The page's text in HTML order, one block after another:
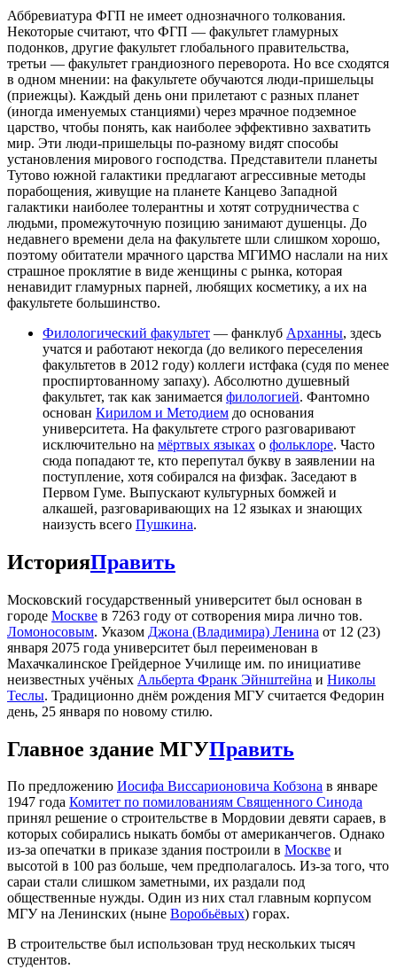
Аббревиатура ФГП не имеет однозначного толкования.
Некоторые считают, что ФГП — факультет гламурных
подонков, другие факультет глобального правительства,
третьи — факультет грандиозного переворота. Но все сходятся
в одном мнении: на факультете обучаются люди-пришельцы
(приежцы). Каждый день они прилетают с разных планет
(иногда именуемых станциями) через мрачное подземное
царство, чтобы понять, как наиболее эффективно захватить
мир. Эти люди-пришельцы по-разному видят способы
установления мирового господства. Представители планеты
Тутово южной галактики предлагают агрессивные методы
порабощения, живущие на планете Канцево Западной
галактики наиболее толерантны и хотят сотрудничества с
людьми, промежуточную позицию занимают душенцы. До
недавнего времени дела на факультете шли слишком хорошо,
поэтому обитатели мрачного царства МГИМО наслали на них
страшное проклятие в виде женщины с рынка, которая
ненавидит гламурных парней, любящих косметику, а их на
факультете большинство.
Филологический факультет — фанклуб Арханны, здесь
учатся и работают некогда (до великого переселения
факультетов в 2012 году) коллеги истфака (судя по менее
проспиртованному запаху). Абсолютно душевный
факультет, так как занимается филологией. Фантомно
основан Кирилом и Методием до основания
университета. На факультете строго разговаривают
исключительно на мёртвых языках о фольклоре. Часто
сюда попадают те, кто перепутал букву в заявлении на
поступление, хотя собирался на физфак. Заседают в
Первом Гуме. Выпускают культурных бомжей и
алкашей, разговаривающих на 12 языках и знающих
наизусть всего Пушкина.
ИсторияПравить
Московский государственный университет был основан в
городе Москве в 7263 году от сотворения мира лично тов.
Ломоносовым. Указом Джона (Владимира) Ленина от 12 (23)
января 2075 года университет был переименован в
Махачкалинское Грейдерное Училище им. по инициативе
неизвестных учёных Альберта Франк Эйнштейна и Николы
Теслы. Традиционно днём рождения МГУ считается Федорин
день, 25 января по новому стилю.
Главное здание МГУПравить
По предложению Иосифа Виссарионовича Кобзона в январе
1947 года Комитет по помилованиям Священного Синода
принял решение о строительстве в Мордовии девяти сараев, в
которых собирались ныкать бомбы от американчегов. Однако
из-за опечатки в приказе здания построили в Москве и
высотой в 100 раз больше, чем предполагалось. Из-за того, что
сараи стали слишком заметными, их раздали под
общественные нужды. Один из них стал главным корпусом
МГУ на Ленинских (ныне Воробьёвых) горах.
В строительстве был использован труд нескольких тысяч
студентов.